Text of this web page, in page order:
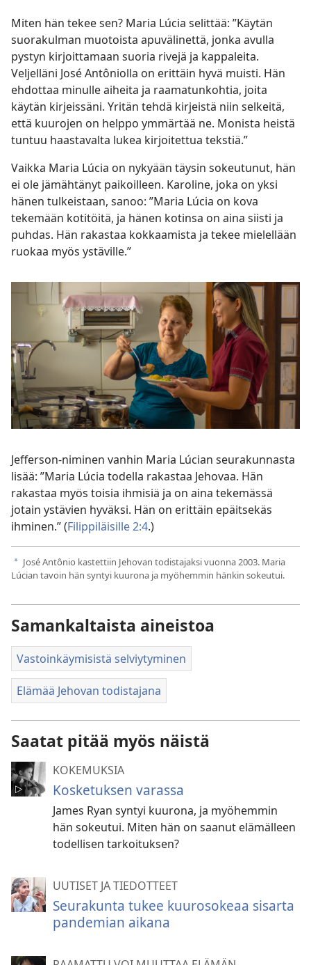
Miten hän tekee sen? Maria Lúcia selittää: ”Käytän
suorakulman muotoista apuvälinettä, jonka avulla
pystyn kirjoittamaan suoria rivejä ja kappaleita.
Veljelläni José Antôniolla on erittäin hyvä muisti. Hän
ehdottaa minulle aiheita ja raamatunkohtia, joita
käytän kirjeissäni. Yritän tehdä kirjeistä niin selkeitä,
että kuurojen on helppo ymmärtää ne. Monista heistä
tuntuu haastavalta lukea kirjoitettua tekstiä.”
Vaikka Maria Lúcia on nykyään täysin sokeutunut, hän
ei ole jämähtänyt paikoilleen. Karoline, joka on yksi
hänen tulkeistaan, sanoo: ”Maria Lúcia on kova
tekemään kotitöitä, ja hänen kotinsa on aina siisti ja
puhdas. Hän rakastaa kokkaamista ja tekee mielellään
ruokaa myös ystäville.”
Jefferson-niminen vanhin Maria Lúcian seurakunnasta
lisää: ”Maria Lúcia todella rakastaa Jehovaa. Hän
rakastaa myös toisia ihmisiä ja on aina tekemässä
jotain ystävien hyväksi. Hän on erittäin epäitsekäs
ihminen.” (Filippiläisille 2:4.)
a José Antônio kastettiin Jehovan todistajaksi vuonna 2003. Maria
Lúcian tavoin hän syntyi kuurona ja myöhemmin hänkin sokeutui.
Samankaltaista aineistoa
Vastoinkäymisistä selviytyminen
Elämää Jehovan todistajana
Saatat pitää myös näistä
KOKEMUKSIA
Kosketuksen varassa
James Ryan syntyi kuurona, ja myöhemmin
hän sokeutui. Miten hän on saanut elämälleen
todellisen tarkoituksen?
UUTISET JA TIEDOTTEET
Seurakunta tukee kuurosokeaa sisarta
pandemian aikana